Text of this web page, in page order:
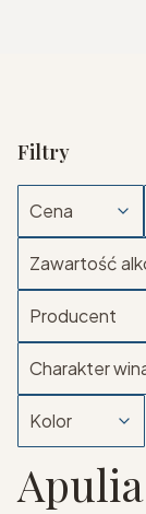
Filtry
Cena
Zawartość
Producent
Charakter
Kolor
Koniec filtrów
Apulia